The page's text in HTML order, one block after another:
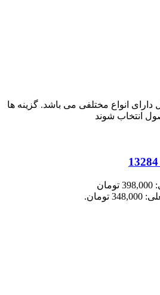
دارای انواع مختلفی می باشد. گزینه ها
انتخاب شوند
قیمت اصلی: 398,000 تومان
تومان.